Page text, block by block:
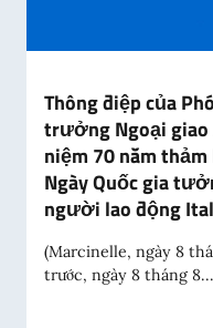
Thông điệp của
trưởng Ngoại giao
niệm 70 năm
Ngày Quốc gia
người lao động
(Marcinelle, ngày 8
trước, ngày 8 tháng 8...